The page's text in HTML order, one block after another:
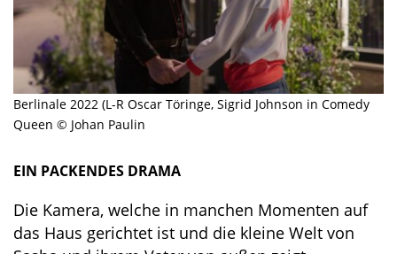
Berlinale 2022 (L-R Oscar Töringe, Sigrid Johnson in Comedy
Queen © Johan Paulin
EIN PACKENDES DRAMA
Die Kamera, welche in manchen Momenten auf
das Haus gerichtet ist und die kleine Welt von